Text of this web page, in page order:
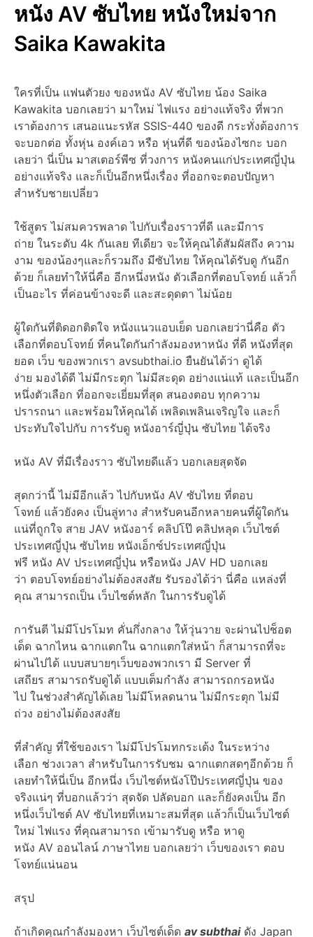
หนัง AV ซับไทย หนังใหม่จาก
Saika Kawakita
ใครที่เป็น แฟนตัวยง ของหนัง AV ซับไทย น้อง Saika
Kawakita บอกเลยว่า มาใหม่ ไฟแรง อย่างแท้จริง ที่พวก
เราต้องการ เสนอแนะรหัส SSIS-440 ของดี กระทั่งต้องการ
จะบอกต่อ ทั้งหุ่น องค์เอว หรือ หุ่นที่ดี ของน้องไซกะ บอก
เลยว่า นี่เป็น มาสเตอร์พีซ ที่วงการ หนังคนแก่ประเทศญี่ปุ่น
อย่างแท้จริง และก็เป็นอีกหนึ่งเรื่อง ที่ออกจะตอบปัญหา
สำหรับชายเปลี่ยว
ใช้สูตร ไม่สมควรพลาด ไปกับเรื่องราวที่ดี และมีการ
ถ่าย ในระดับ 4k กันเลย ทีเดียว จะให้คุณได้สัมผัสถึง ความ
งาม ของน้องๆและก็รวมถึง มีซับไทย ให้คุณได้รับดู กันอีก
ด้วย ก็เลยทำให้นี่คือ อีกหนึ่งหนัง ตัวเลือกที่ตอบโจทย์ แล้วก็
เป็นอะไร ที่ค่อนข้างจะดี และสะดุดตา ไม่น้อย
ผู้ใดกันที่ติดอกติดใจ หนังแนวแอบเย็ด บอกเลยว่านี่คือ ตัว
เลือกที่ตอบโจทย์ ที่คนใดกันกำลังมองหาหนัง ที่ดี หนังที่สุด
ยอด เว็บ ของพวกเรา avsubthai.io ยืนยันได้ว่า ดูได้
ง่าย มองได้ดี ไม่มีกระตุก ไม่มีสะดุด อย่างแน่แท้ และเป็นอีก
หนึ่งตัวเลือก ที่ออกจะเยี่ยมที่สุด สนองตอบ ทุกความ
ปรารถนา และพร้อมให้คุณได้ เพลิดเพลินเจริญใจ และก็
ประทับใจไปกับ การรับดู หนังอาร์ญี่ปุ่น ซับไทย ได้จริง
หนัง AV ที่มีเรื่องราว ซับไทยดีแล้ว บอกเลยสุดจัด
สุดกว่านี้ ไม่มีอีกแล้ว ไปกับหนัง AV ซับไทย ที่ตอบ
โจทย์ แล้วยังคง เป็นลู่ทาง สำหรับคนอีกหลายคนที่ผู้ใดกัน
แน่ที่ถูกใจ สาย JAV หนังอาร์ คลิปโป๊ คลิปหลุด เว็บไซต์
ประเทศญี่ปุ่น ซับไทย หนังเอ็กซ์ประเทศญี่ปุ่น
ฟรี หนัง AV ประเทศญี่ปุ่น หรือหนัง JAV HD บอกเลย
ว่า ตอบโจทย์อย่างไม่ต้องสงสัย รับรองได้ว่า นี่คือ แหล่งที่
คุณ สามารถเป็น เว็บไซต์หลัก ในการรับดูได้
การันตี ไม่มีโปรโมท คั่นกึ่งกลาง ให้วุ่นวาย จะผ่านไปช็อต
เด็ด ฉากไหน ฉากแตกใน ฉากแตกใส่หน้า ก็สามารถที่จะ
ผ่านไปได้ แบบสบายๆเว็บของพวกเรา มี Server ที่
เสถียร สามารถรับดูได้ แบบเต็มกำลัง สามารถกรอหนัง
ไป ในช่วงสำคัญได้เลย ไม่มีโหลดนาน ไม่มีกระตุก ไม่มี
ถ่วง อย่างไม่ต้องสงสัย
ที่สำคัญ ที่ใช้ของเรา ไม่มีโปรโมทกระเด้ง ในระหว่าง
เลือก ช่วงเวลา สำหรับในการรับชม ฉากแตกสดๆอีกด้วย ก็
เลยทำให้นี่เป็น อีกหนึ่ง เว็บไซต์หนังโป๊ประเทศญี่ปุ่น ของ
จริงแน่ๆ ที่บอกแล้วว่า สุดจัด ปลัดบอก และก็ยังคงเป็น อีก
หนึ่งเว็บไซต์ AV ซับไทยที่เหมาะสมที่สุด แล้วก็เป็นเว็บไซต์
ใหม่ ไฟแรง ที่คุณสามารถ เข้ามารับดู หรือ หาดู
หนัง AV ออนไลน์ ภาษาไทย บอกเลยว่า เว็บของเรา ตอบ
โจทย์แน่นอน
สรุป
ถ้าเกิดคุณกำลังมองหา เว็บไซต์เด็ด av subthaiดัง Japan